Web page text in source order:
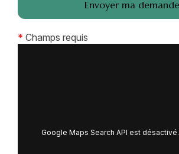
* Champs requis
Google Maps Search API est désactivé.